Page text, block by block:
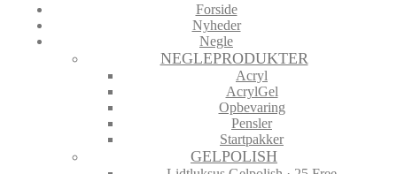
Forside
Nyheder
Negle
NEGLEPRODUKTER
Acryl
AcrylGel
Opbevaring
Pensler
Startpakker
GELPOLISH